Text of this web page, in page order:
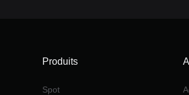
Produits
Spot